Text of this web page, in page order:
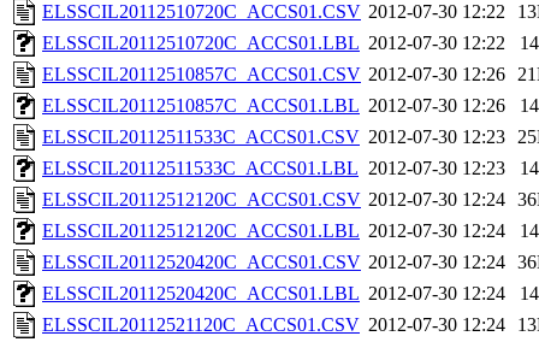
ELSSCIL20112510720C_ACCS01.CSV 2012-07-30 12:22
ELSSCIL20112510720C_ACCS01.LBL 2012-07-30 12:22
ELSSCIL20112510857C_ACCS01.CSV 2012-07-30 12:26
ELSSCIL20112510857C_ACCS01.LBL 2012-07-30 12:26
ELSSCIL20112511533C_ACCS01.CSV 2012-07-30 12:23
ELSSCIL20112511533C_ACCS01.LBL 2012-07-30 12:23
ELSSCIL20112512120C_ACCS01.CSV 2012-07-30 12:24
ELSSCIL20112512120C_ACCS01.LBL 2012-07-30 12:24
ELSSCIL20112520420C_ACCS01.CSV 2012-07-30 12:24
ELSSCIL20112520420C_ACCS01.LBL 2012-07-30 12:24
ELSSCIL20112521120C_ACCS01.CSV 2012-07-30 12:24